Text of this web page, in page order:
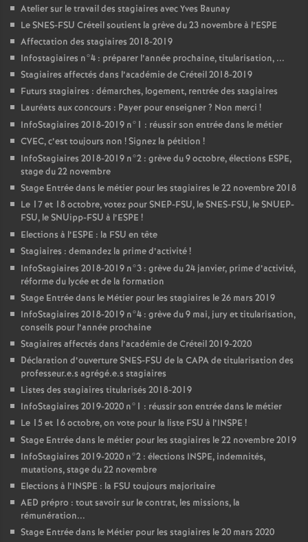
Atelier sur le travail des stagiaires avec Yves Baunay
LeSNES-FSU Créteil soutient la grève du 23 novembre à l’ESPE
Affectation des stagiaires 2018-2019
Infostagiaires n°4 : préparer l’année prochaine, titularisation, ...
Stagiaires affectés dans l’académie de Créteil 2018-2019
Futurs stagiaires : démarches, logement, rentrée des stagiaires
Lauréats aux concours : Payer pour enseigner? Non merci !
InfoStagiaires 2018-2019 n°1 : réussir son entrée dans le métier
CVEC, c’est toujours non ! Signez la pétition !
InfoStagiaires 2018-2019 n°2 : grève du 9 octobre, élections ESPE,
stage du 22 novembre
Stage Entrée dans le métier pour les stagiaires le 22 novembre 2018
Le 17 et 18 octobre, votez pourSNEP-FSU, leSNES-FSU, leSNUEP-
FSU, le SNUipp-FSU à l’ESPE !
Elections à l’ESPE : la FSU en tête
Stagiaires : demandez la prime d’activité!
InfoStagiaires 2018-2019 n°3 : grève du 24 janvier, prime d’activité,
réforme du lycée et de la formation
Stage Entrée dans le Métier pour les stagiaires le 26 mars 2019
InfoStagiaires 2018-2019 n°4 : grève du 9 mai, jury et titularisation,
conseils pour l’année prochaine
Stagiaires affectés dans l’académie de Créteil 2019-2020
Déclaration d’ouvertureSNES-FSU de la CAPAde titularisation des
professeur.e.s agrégé.e.s stagiaires
Listes des stagiaires titularisés 2018-2019
InfoStagiaires 2019-2020 n°1 : réussir son entrée dans le métier
Le 15 et 16 octobre, on vote pour la liste FSU à l’INSPE !
Stage Entrée dans le métier pour les stagiaires le 22 novembre 2019
InfoStagiaires 2019-2020 n°2 : élections INSPE, indemnités,
mutations, stage du 22 novembre
Elections à l’INSPE : la FSU toujours majoritaire
AED prépro : tout savoir sur le contrat, les missions, la
rémunération...
Stage Entrée dans le Métier pour les stagiaires le 20 mars 2020